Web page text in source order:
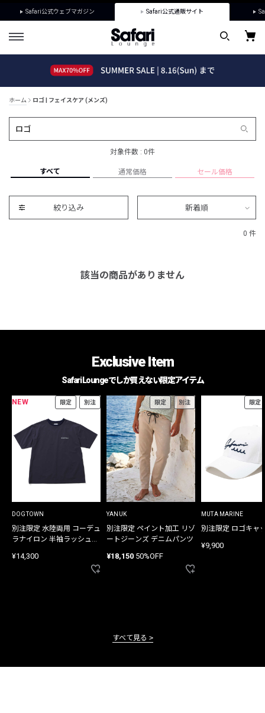
Safari公式ウェブマガジン Safari公式通販サイト
ホーム ロゴ | フェイスケア (メンズ)
対象件数 : 0件
すべて 通常価格 セール価格
絞り込み 新着順
0 件
該当の商品がありません
Exclusive Item
Safari Loungeでしか買えない限定アイテム
NEW 限定 別注
DOGTOWN
別注限定 水陸両用 コーデュ
ラナイロン 半袖ラッシュガ
¥14,300
限定 別注
YANUK
別注限定 ペイント加工 リゾ
ートジーンズ デニムパンツ
¥18,150 50%OFF
限定
MUTA MARINE
別注限定 ロゴキャ
¥9,900
すべて見る